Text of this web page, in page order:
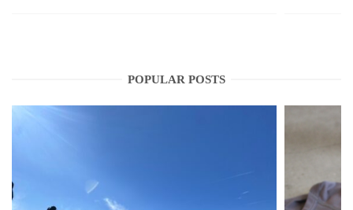
POPULAR POSTS